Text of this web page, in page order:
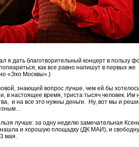
я дать благотворительный концерт в пользу
как все равно напишут в первых же
«Эхо Москвы».)
знающей вопрос лучше, чем ей бы
в настоящее время, триста тысяч человек. Им
и на все это нужны деньги. Ну, вот мы и
лучше: за одну неделю замечательная
и хорошую площадку (ДК МАИ), и
мая.